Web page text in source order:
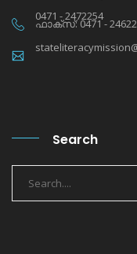
0471 - 2472254
ഫാക്സ്: 0471 -
Search